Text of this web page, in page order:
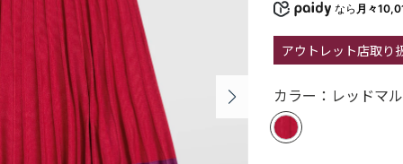
なら 月々
アウトレット店取り
カラー：レッドマ